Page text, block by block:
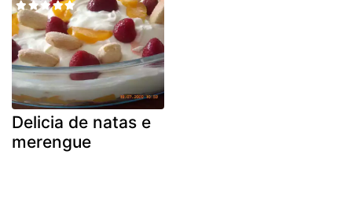
Delicia de natas e
merengue